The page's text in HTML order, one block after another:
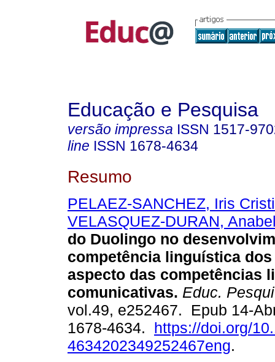
Educação e Pesquisa
versão impressa ISSN 1517-
line ISSN 1678-4634
Resumo
PELAEZ-SANCHEZ, Iris
VELASQUEZ-DURAN,
do Duolingo no
competência linguística
aspecto das competências
comunicativas. Educ.
vol.49, e252467. Epub 14-
1678-4634. https://doi.org/
4634202349252467eng.